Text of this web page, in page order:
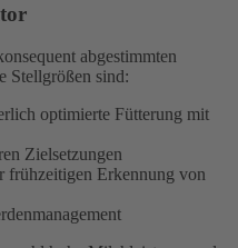
abgestimmten
Stellgrößen sind:
optimierte Fütterung mit
Zielsetzungen
frühzeitigen Erkennung von